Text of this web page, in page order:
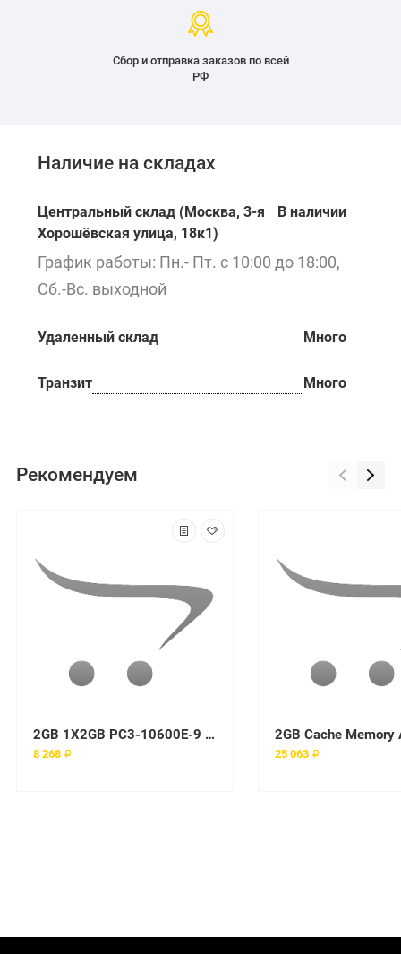
Сбор и отправка заказов по всей
РФ
Наличие на складах
Центральный склад (Москва, 3-я
Хорошёвская улица, 18к1)
В наличии
График работы: Пн.- Пт. с 10:00 до 18:00,
Сб.-Вс. выходной
Удаленный склад Много
Транзит Много
Рекомендуем
2GB 1X2GB PC3-10600E-9 option kit
8 268 ₽
2GB Cache Memory
25 063 ₽